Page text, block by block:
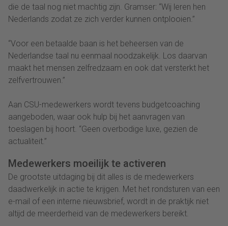
die de taal nog niet machtig zijn. Gramser: “Wij leren hen
Nederlands zodat ze zich verder kunnen ontplooien.”
“Voor een betaalde baan is het beheersen van de
Nederlandse taal nu eenmaal noodzakelijk. Los daarvan
maakt het mensen zelfredzaam en ook dat versterkt het
zelfvertrouwen.”
Aan CSU-medewerkers wordt tevens budgetcoaching
aangeboden, waar ook hulp bij het aanvragen van
toeslagen bij hoort. “Geen overbodige luxe, gezien de
actualiteit.”
Medewerkers moeilijk te activeren
De grootste uitdaging bij dit alles is de medewerkers
daadwerkelijk in actie te krijgen. Met het rondsturen van een
e-mail of een interne nieuwsbrief, wordt in de praktijk niet
altijd de meerderheid van de medewerkers bereikt.